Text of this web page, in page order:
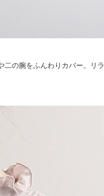
二の腕をふんわりカバー。リラ